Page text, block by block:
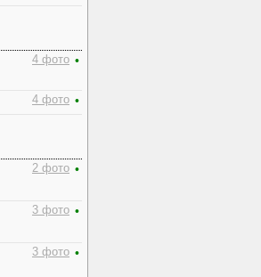
4 фото •
4 фото •
2 фото •
3 фото •
3 фото •